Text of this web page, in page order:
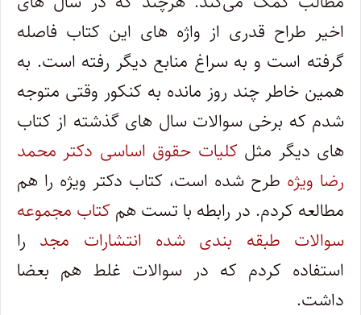
اخیر طراح قدری از واژه های این کتاب فاصله
گرفته است و به سراغ منابع دیگر رفته است. به
همین خاطر چند روز مانده به کنکور وقتی متوجه
شدم که برخی سوالات سال های گذشته از کتاب
های دیگر مثلکلیات حقوق اساسی دکتر محمد
رضا ویژه طرح شده است، کتاب دکتر ویژه را هم
مطالعه کردم. در رابطه با تست هم کتاب مجموعه
سوالات طبقه بندی شده انتشارات مجد را
استفاده کردم که در سوالات غلط هم بعضا
داشت.